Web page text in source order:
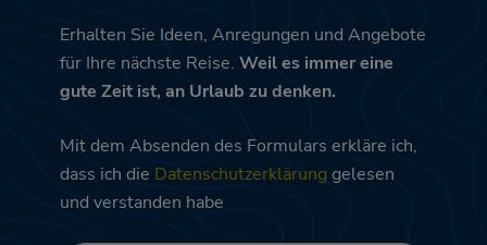
Erhalten Sie Ideen, Anregungen und Angebote
für Ihre nächste Reise. Weil es immer eine
gute Zeit ist, an Urlaub zu denken.
Mit dem Absenden des Formulars erkläre ich,
dass ich die Datenschutzerklärung gelesen
und verstanden habe